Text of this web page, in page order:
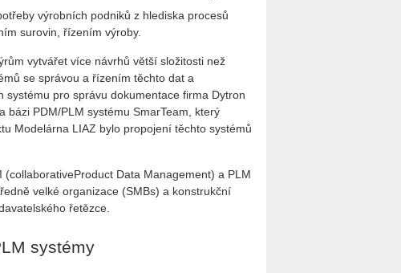
výrobních podniků z hlediska procesů
surovin, řízením výroby.
vytvářet více návrhů větší složitosti než
se správou a řízením těchto dat a
pro správu dokumentace firma Dytron
bázi PDM/PLM systému SmarTeam, který
Modelárna LIAZ bylo propojení těchto systémů
Data Management) a PLM
velké organizace (SMBs) a konstrukční
řetězce.
systémy